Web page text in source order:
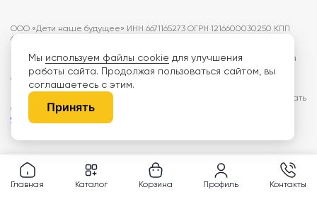
ООО «Дети наше будущее» ИНН 6671165273 ОГРН 1216600030250 КПП
667101001 БИК 046577674
Информация на сайте не является публичной офертой. Изображения
могут отличаться от поставляемых товаров. Поставщик оставляет за
собой право изменить цены и характеристики товаров без
предварительного уведомления заказчика, если это не влияет на
качество поставляемой продукции. Мы используем cookie, чтобы делать
сайт лучше. Пользуясь сайтом, вы соглашаетесь с
обработки персональных данных и политикой конфиденциальности.
Главная Каталог Корзина Профиль Контакты
Мы используем файлы cookie для улучшения
работы сайта. Продолжая пользоваться сайтом, вы
соглашаетесь с этим.
Принять